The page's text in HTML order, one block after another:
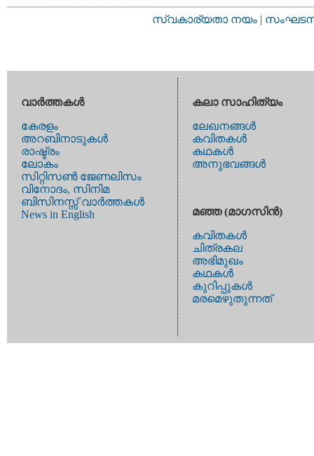
സ്വകാര്യതാ നയം |
വാര്‍ത്തകള്‍
കേരളം
അറബിനാടുകള്‍
രാഷ്ട്രം
ലോകം
സിറ്റിസണ്‍ ജേണലിസം
വിനോദം, സിനിമ
ബിസിനസ്സ് വാര്‍ത്തകള്‍
News in English
കലാ സാഹിത്യം
ലേഖനങ്ങള്‍
കവിതകള്‍
കഥകള്‍
അനുഭവങ്ങള്‍
മഞ്ഞ (മാഗസിന്‍)
കവിതകള്‍
ചിത്രകല
അഭിമുഖം
കഥകള്‍
കുറിപ്പുകള്‍
മരമെഴുതുന്നത്